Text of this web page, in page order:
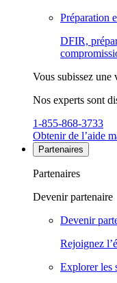
Préparation
DFIR,
Vous subissez une
Nos experts sont
1-855-868-3733
Obtenir de l’aide
Partenaires
Partenaires
Devenir partenaire
Devenir
Rejoignez
Explorer les